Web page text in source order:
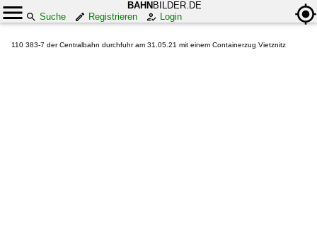
BAHN BILDER.DE
Suche
Registrieren Login
110 383-7 der Centralbahn durchfuhr am 31.05.21 mit einem Containerzug Vietznitz